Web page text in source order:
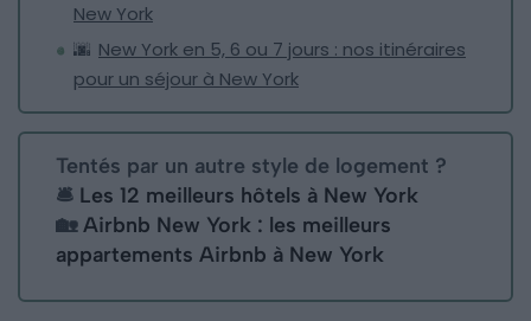
New York
🌆 New York en 5, 6 ou 7 jours : nos itinéraires
pour un séjour à New York
Tentés par un autre style de logement ?
🛎 Les 12 meilleurs hôtels à New York
🏡Airbnb New York : les meilleurs
appartements Airbnb à New York